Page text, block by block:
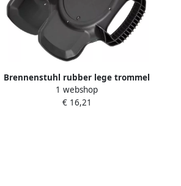
Brennenstuhl rubber lege trommel
opslagtrommel (speciale
rubbersamenstelling robuust
1 webshop
€ 16,21